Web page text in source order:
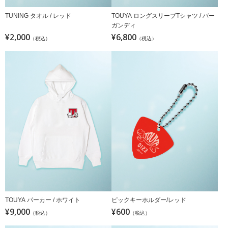
TUNING タオル / レッド
¥2,000 （税込）
TOUYA ロングスリーブTシャツ / バー
ガンディ
¥6,800 （税込）
TOUYA パーカー / ホワイト
¥9,000 （税込）
ピックキーホルダー/レッド
¥600 （税込）